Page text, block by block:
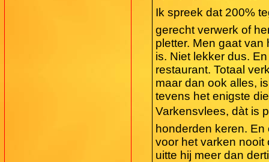
Ik spreek dat 200%
gerecht verwerk of
pletter. Men gaat
is. Niet lekker dus.
restaurant. Totaal
maar dan ook alles,
tevens het enigste
Varkensvlees, dàt is
honderden keren. En
voor het varken nooit
uitte hij meer dan